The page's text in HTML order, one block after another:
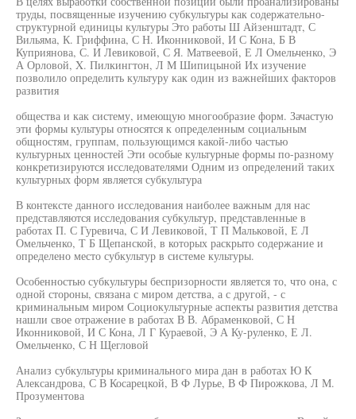
труды, посвященные изучению субкультуры как содержательно-
структурной единицы культуры Это работы Ш Айзенштадт, С
Вильяма, К. Гриффина, С Н. Иконниковой, И С Кона, Б В
Куприянова, С. И Левиковой, С Я. Матвеевой, Е Л Омельченко, Э
А Орловой, X. Пилкингтон, Л М Шипицыной Их изучение
позволило определить культуру как один из важнейших факторов
развития
общества и как систему, имеющую многообразие форм. Зачастую
эти формы культуры относятся к определенным социальным
общностям, группам, пользующимся какой-либо частью
культурных ценностей Эти особые культурные формы по-разному
конкретизируются исследователями Одним из определений таких
культурных форм является субкультура
В контексте данного исследования наиболее важным для нас
представляются исследования субкультур, представленные в
работах П. С Гуревича, С И Левиковой, Т П Мальковой, Е Л
Омельченко, Т Б Щепанской, в которых раскрыто содержание и
определено место субкультур в системе культуры.
Особенностью субкультуры беспризорности является то, что она, с
одной стороны, связана с миром детства, а с другой, - с
криминальным миром Социокультурные аспекты развития детства
нашли свое отражение в работах В В. Абраменковой, С Н
Иконниковой, И С Кона, Л Г Кураевой, Э А Ку-руленко, Е Л.
Омельченко, С Н Щегловой
Анализ субкультуры криминального мира дан в работах Ю К
Александрова, С В Косарецкой, В Ф Лурье, В Ф Пирожкова, Л М.
Прозументова